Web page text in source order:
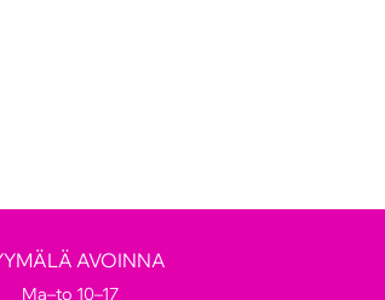
AVOINNA
Ma–to 10–17